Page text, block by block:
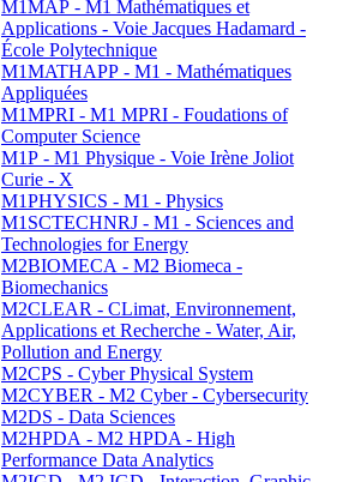
M1MAP - M1 Mathématiques et
Applications - Voie Jacques Hadamard -
École Polytechnique
M1MATHAPP - M1 - Mathématiques
Appliquées
M1MPRI - M1 MPRI - Foudations of
Computer Science
M1P - M1 Physique - Voie Irène Joliot
Curie - X
M1PHYSICS - M1 - Physics
M1SCTECHNRJ - M1 - Sciences and
Technologies for Energy
M2BIOMECA - M2 Biomeca -
Biomechanics
M2CLEAR - CLimat, Environnement,
Applications et Recherche - Water, Air,
Pollution and Energy
M2CPS - Cyber Physical System
M2CYBER - M2 Cyber - Cybersecurity
M2DS - Data Sciences
M2HPDA - M2 HPDA - High
Performance Data Analytics